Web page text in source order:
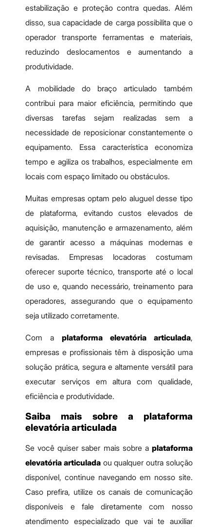
estabilização e proteção contra quedas. Além
disso, sua capacidade de carga possibilita que o
operador transporte ferramentas e materiais,
reduzindo deslocamentos e aumentando a
produtividade.
A mobilidade do braço articulado também
contribui para maior eficiência, permitindo que
diversas tarefas sejam realizadas sem a
necessidade de reposicionar constantemente o
equipamento. Essa característica economiza
tempo e agiliza os trabalhos, especialmente em
locais com espaço limitado ou obstáculos.
Muitas empresas optam pelo aluguel desse tipo
de plataforma, evitando custos elevados de
aquisição, manutenção e armazenamento, além
de garantir acesso a máquinas modernas e
revisadas. Empresas locadoras costumam
oferecer suporte técnico, transporte até o local
de uso e, quando necessário, treinamento para
operadores, assegurando que o equipamento
seja utilizado corretamente.
Com a plataforma elevatória articulada,
empresas e profissionais têm à disposição uma
solução prática, segura e altamente versátil para
executar serviços em altura com qualidade,
eficiência e produtividade.
Saiba mais sobre a plataforma
elevatória articulada
Se você quiser saber mais sobre a plataforma
elevatória articulada ou qualquer outra solução
disponível, continue navegando em nosso site.
Caso prefira, utilize os canais de comunicação
disponíveis e fale diretamente com nosso
atendimento especializado que vai te auxiliar